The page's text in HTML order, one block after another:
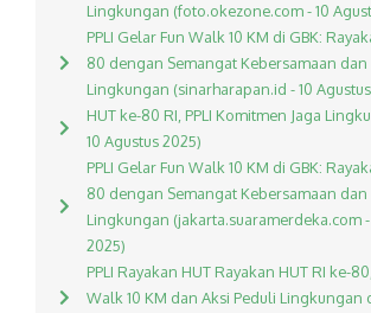
Lingkungan (foto.okezone.com - 10
PPLI Gelar Fun Walk 10 KM di GBK:
80 dengan Semangat Kebersamaan dan
Lingkungan (sinarharapan.id - 10
HUT ke-80 RI, PPLI Komitmen Jaga
10 Agustus 2025)
PPLI Gelar Fun Walk 10 KM di GBK:
80 dengan Semangat Kebersamaan dan
Lingkungan (jakarta.suaramerdeka.com -
2025)
PPLI Rayakan HUT Rayakan HUT RI ke-
Walk 10 KM dan Aksi Peduli Lingkungan